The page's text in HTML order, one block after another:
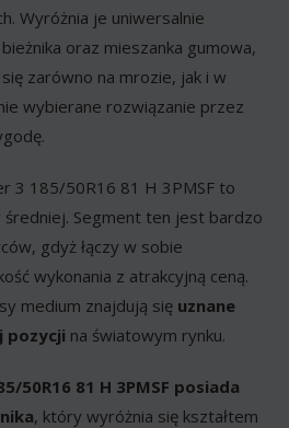
Wyróżnia je uniwersalnie
oraz mieszanka gumowa,
zarówno na mrozie, jak i w
wybierane rozwiązanie przez
3 185/50R16 81 H 3PMSF to
średniej. Segment ten jest bardzo
gdyż łączy w sobie
wykonania z atrakcyjną ceną.
medium znajdują się uznane
pozycji na światowym rynku.
50R16 81 H 3PMSF posiada
, który wyróżnia się kształtem